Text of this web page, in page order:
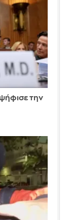
την